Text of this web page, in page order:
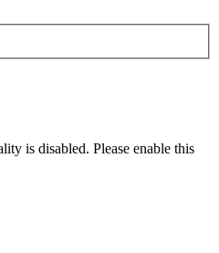
is disabled. Please enable this